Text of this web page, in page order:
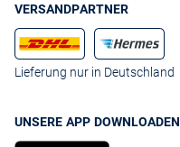
VERSANDPARTNER
Lieferung nur in Deutschland
UNSERE APP DOWNLOADEN